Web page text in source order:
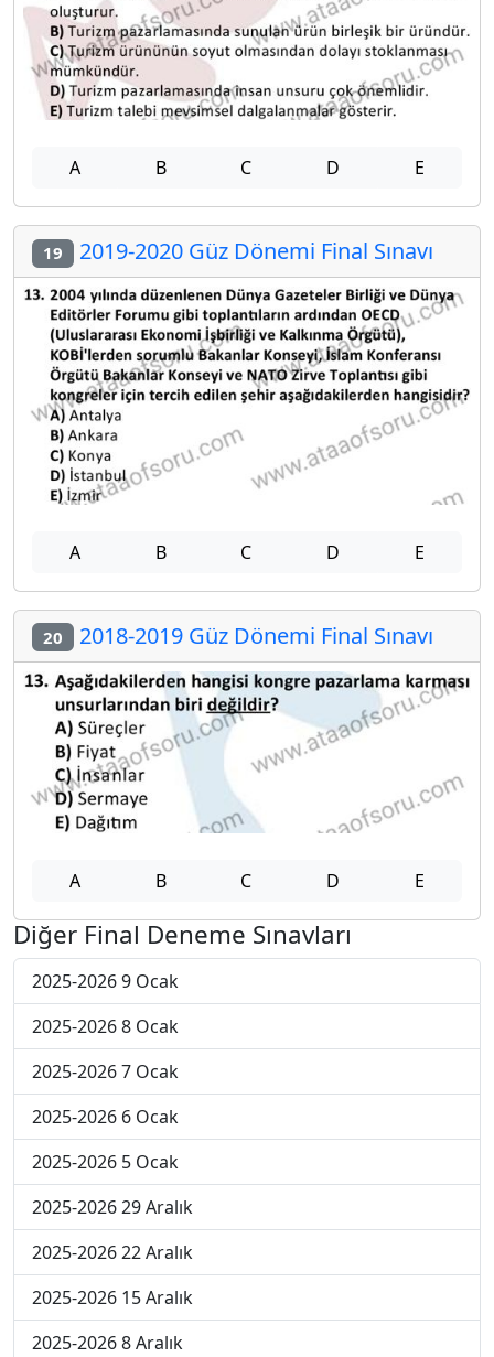
A B C D E
19 2019-2020 Güz Dönemi Final Sınavı
A B C D E
20 2018-2019 Güz Dönemi Final Sınavı
A B C D E
Diğer Final Deneme Sınavları
2025-2026 9 Ocak
2025-2026 8 Ocak
2025-2026 7 Ocak
2025-2026 6 Ocak
2025-2026 5 Ocak
2025-2026 29 Aralık
2025-2026 22 Aralık
2025-2026 15 Aralık
2025-2026 8 Aralık